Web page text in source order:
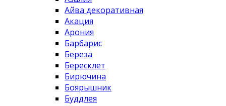
Айва декоративная
Акация
Арония
Барбарис
Береза
Бересклет
Бирючина
Боярышник
Буддлея